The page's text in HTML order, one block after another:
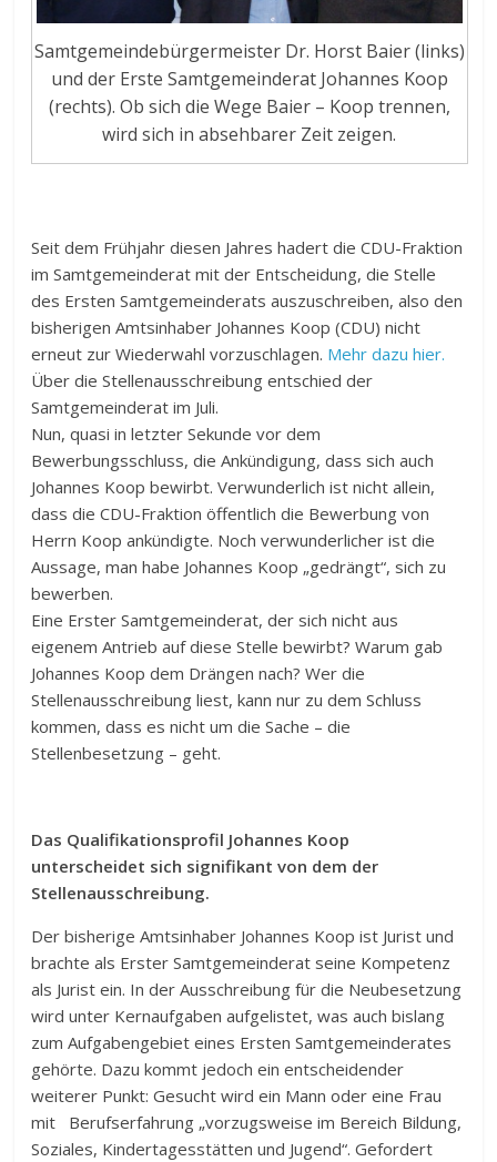
Samtgemeindebürgermeister Dr. Horst Baier (links)
und der Erste Samtgemeinderat Johannes Koop
(rechts). Ob sich die Wege Baier – Koop trennen,
wird sich in absehbarer Zeit zeigen.
Seit dem Frühjahr diesen Jahres hadert die CDU-Fraktion
im Samtgemeinderat mit der Entscheidung, die Stelle
des Ersten Samtgemeinderats auszuschreiben, also den
bisherigen Amtsinhaber Johannes Koop (CDU) nicht
erneut zur Wiederwahl vorzuschlagen. Mehr dazu hier.
Über die Stellenausschreibung entschied der
Samtgemeinderat im Juli.
Nun, quasi in letzter Sekunde vor dem
Bewerbungsschluss, die Ankündigung, dass sich auch
Johannes Koop bewirbt. Verwunderlich ist nicht allein,
dass die CDU-Fraktion öffentlich die Bewerbung von
Herrn Koop ankündigte. Noch verwunderlicher ist die
Aussage, man habe Johannes Koop „gedrängt“, sich zu
bewerben.
Eine Erster Samtgemeinderat, der sich nicht aus
eigenem Antrieb auf diese Stelle bewirbt? Warum gab
Johannes Koop dem Drängen nach? Wer die
Stellenausschreibung liest, kann nur zu dem Schluss
kommen, dass es nicht um die Sache – die
Stellenbesetzung – geht.
Das Qualifikationsprofil Johannes Koop
unterscheidet sich signifikant von dem der
Stellenausschreibung.
Der bisherige Amtsinhaber Johannes Koop ist Jurist und
brachte als Erster Samtgemeinderat seine Kompetenz
als Jurist ein. In der Ausschreibung für die Neubesetzung
wird unter Kernaufgaben aufgelistet, was auch bislang
zum Aufgabengebiet eines Ersten Samtgemeinderates
gehörte. Dazu kommt jedoch ein entscheidender
weiterer Punkt: Gesucht wird ein Mann oder eine Frau
mit Berufserfahrung „vorzugsweise im Bereich Bildung,
Soziales, Kindertagesstätten und Jugend“. Gefordert